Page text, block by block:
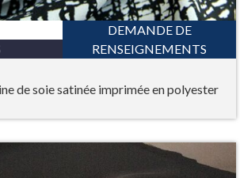
DEMANDE DE
RENSEIGNEMENTS
de soie satinée imprimée en polyester